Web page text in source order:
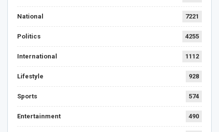
National 7221
Politics 4255
International 1112
Lifestyle 928
Sports 574
Entertainment 490